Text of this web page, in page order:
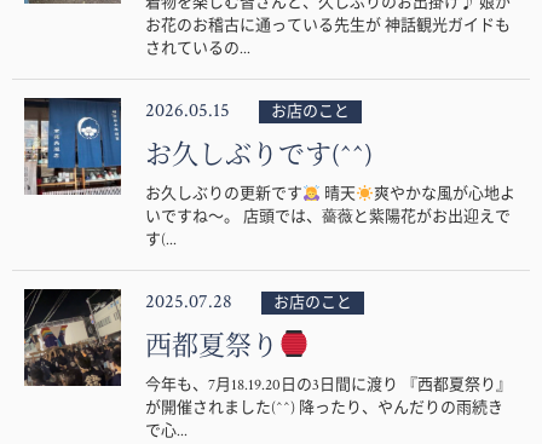
お花のお稽古に通っている先生が 神話観光ガイドも
されているの...
2026.05.15 お店のこと
お久しぶりです(^^)
お久しぶりの更新です 晴天
爽やかな風が心地よ
いですね〜。 店頭では、薔薇と紫陽花がお出迎えで
す(...
2025.07.28 お店のこと
西都夏祭り
今年も、7月18.19.20日の3日間に渡り 『西都夏祭り』
が開催されました(^^) 降ったり、やんだりの雨続き
で心...